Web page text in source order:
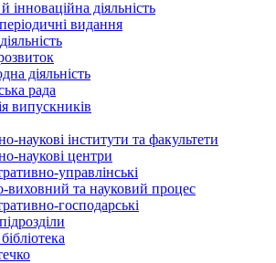
інноваційна діяльність
видання
діяльність
рада
випускників
наукові інститути та факультети
наукові центри
управлінські
виховний та науковий процес
господарські